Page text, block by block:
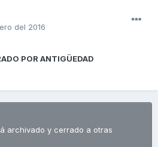
del 2016
POR ANTIGÜEDAD
archivado y cerrado a otras